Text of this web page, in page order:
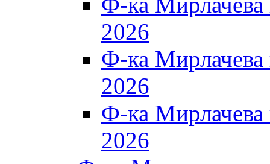
2026
Ф-ка
2026
Ф-ка
2026